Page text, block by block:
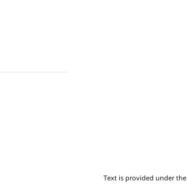
Text is provided under the